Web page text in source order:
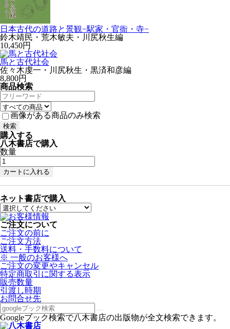
日本古代の道路と景観−駅家・官衙・寺−
鈴木靖民・荒木敏夫・川尻秋生編
10,450円
馬と古代社会
佐々木虔一・川尻秋生・黒済和彦編
8,800円
商品検索
画像がある商品のみ検索
購入する
八木書店で購入
数量
ネット書店で購入
ご注文について
ご注文の前に
ご注文方法
送料・手数料について
※ 一般のお客様へ
ご注文の変更やキャンセル
特定商取引に関する表示
販売数量
引渡し時期
お問合せ先
Googleブック検索で八木書店の出版物が全文検索できます。